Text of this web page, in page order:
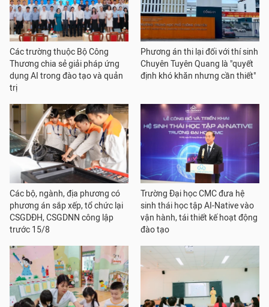
Các trường thuộc Bộ Công
Thương chia sẻ giải pháp ứng
dụng AI trong đào tạo và quản
trị
Phương án thi lại đối với thí sinh
Chuyên Tuyên Quang là "quyết
định khó khăn nhưng cần thiết"
Các bộ, ngành, địa phương có
phương án sắp xếp, tổ chức lại
CSGDĐH, CSGDNN công lập
trước 15/8
Trường Đại học CMC đưa hệ
sinh thái học tập AI-Native vào
vận hành, tái thiết kế hoạt động
đào tạo